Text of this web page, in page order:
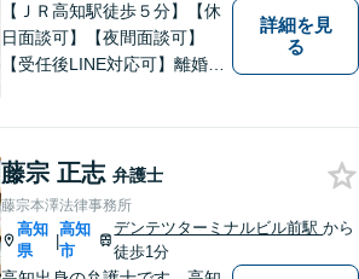
【ＪＲ高知駅徒歩５分】【休
日面談可】【夜間面談可】
【受任後LINE対応可】離婚、
詳細を見
る
藤宗 正志 弁護士
藤宗本澤法律事務所
高知
県
|
高知
市
デンテツターミナルビル前駅から
徒歩1分